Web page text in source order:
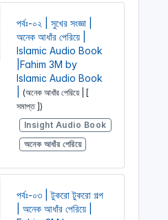
পর্বঃ-০২ | সুখের সংজ্ঞা |
অনেক আধাঁর পেরিয়ে |
Islamic Audio Book
|Fahim 3M by
Islamic Audio Book
(অনেক আধাঁর পেরিয়ে | [
সমাপ্ত ])
Insight Audio Book
অনেক আধাঁর পেরিয়ে
পর্বঃ-০৩ | টুকরো টুকরো গল্প
| অনেক আধাঁর পেরিয়ে |